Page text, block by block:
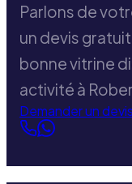
Parlons de
un devis
bonne vitrine
activité à
Demander un